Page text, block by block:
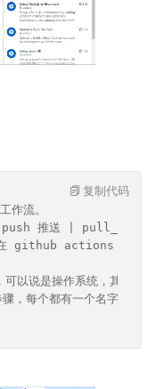
作流。
推送 |
actions 操作选项
以说是操作系统，其他的
，每个都有一个名字和
复制代码